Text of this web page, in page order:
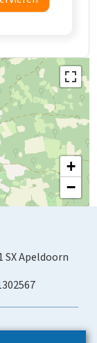
+
−
SX Apeldoorn